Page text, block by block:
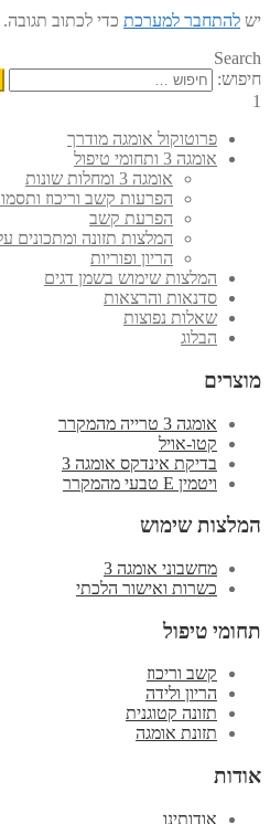
יש להתחבר למערכת כדי לכתוב תגובה.
Search
חיפוש:
1
פרוטוקול אומגה מודרך
אומגה 3 ותחומי טיפול
אומגה 3 ומחלות שונות
הפרעות קשב וריכוז
הפרעת קשב
המלצות תזונה ומתכונים
הריון ופוריות
המלצות שימוש בשמן דגים
סדנאות והרצאות
שאלות נפוצות
הבלוג
מוצרים
אומגה 3 טרייה מהמקרר
קטו-אויל
בדיקת אינדקס אומגה 3
ויטמין E טבעי מהמקרר
המלצות שימוש
מחשבוני אומגה 3
כשרות ואישור הלכתי
תחומי טיפול
קשב וריכוז
הריון ולידה
תזונה קטוגנית
תזונת אומגה
אודות
אודותינו